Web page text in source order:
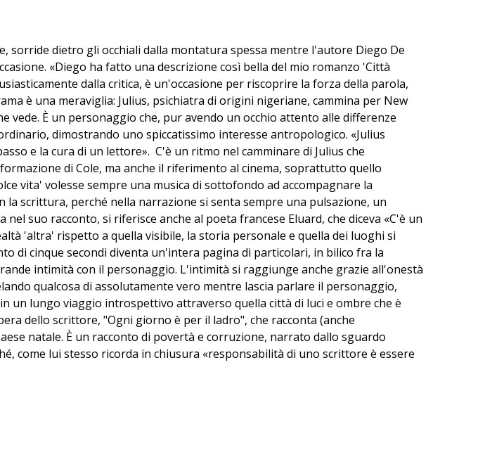
dietro gli occhiali dalla montatura spessa mentre l'autore Diego De
«Diego ha fatto una descrizione così bella del mio romanzo 'Città
dalla critica, è un'occasione per riscoprire la forza della parola,
è una meraviglia: Julius, psichiatra di origini nigeriane, cammina per New
È un personaggio che, pur avendo un occhio attento alle differenze
dimostrando uno spiccatissimo interesse antropologico. «Julius
e la cura di un lettore». C'è un ritmo nel camminare di Julius che
di Cole, ma anche il riferimento al cinema, soprattutto quello
vita' volesse sempre una musica di sottofondo ad accompagnare la
la scrittura, perché nella narrazione si senta sempre una pulsazione, un
suo racconto, si riferisce anche al poeta francese Eluard, che diceva «C'è un
'altra' rispetto a quella visibile, la storia personale e quella dei luoghi si
di cinque secondi diventa un'intera pagina di particolari, in bilico fra la
intimità con il personaggio. L'intimità si raggiunge anche grazie all'onestà
qualcosa di assolutamente vero mentre lascia parlare il personaggio,
un lungo viaggio introspettivo attraverso quella città di luci e ombre che è
dello scrittore, "Ogni giorno è per il ladro", che racconta (anche
natale. È un racconto di povertà e corruzione, narrato dallo sguardo
come lui stesso ricorda in chiusura «responsabilità di uno scrittore è essere